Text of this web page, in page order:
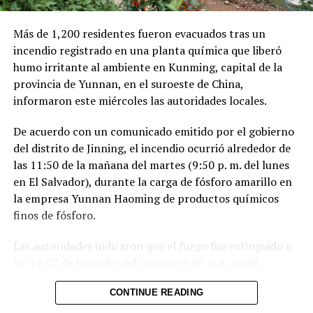
saldo de 137 personas fallecidas.
Comparte esto:
Facebook X
Más de 1,200 residentes fueron evacuados tras un
incendio registrado en una planta química que liberó
humo irritante al ambiente en Kunming, capital de la
provincia de Yunnan, en el suroeste de China,
informaron este miércoles las autoridades locales.
De acuerdo con un comunicado emitido por el gobierno
del distrito de Jinning, el incendio ocurrió alrededor de
las 11:50 de la mañana del martes (9:50 p. m. del lunes
en El Salvador), durante la carga de fósforo amarillo en
la empresa Yunnan Haoming de productos químicos
finos de fósforo.
Las autoridades indicaron que el fuego fue extinguido a
Salvador) y que el incidente no dejó víctimas.
CONTINUE READING